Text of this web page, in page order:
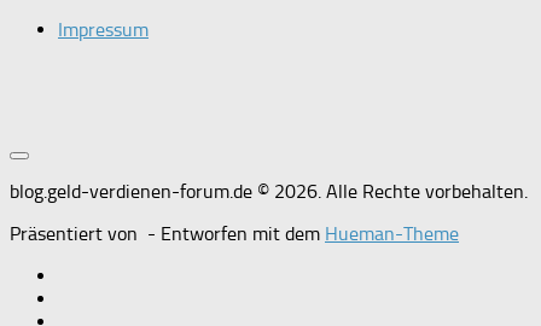
Impressum
blog.geld-verdienen-forum.de © 2026. Alle Rechte vorbehalten.
Präsentiert von - Entworfen mit dem Hueman-Theme